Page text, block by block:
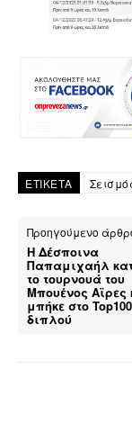
ΕΤΙΚΕΤΑ
Προηγούμενο
Η Δέσποινα
Παπαμιχαήλ
το τουρνουά του
Μπουένος Αϊρες
μπήκε στο
διπλού